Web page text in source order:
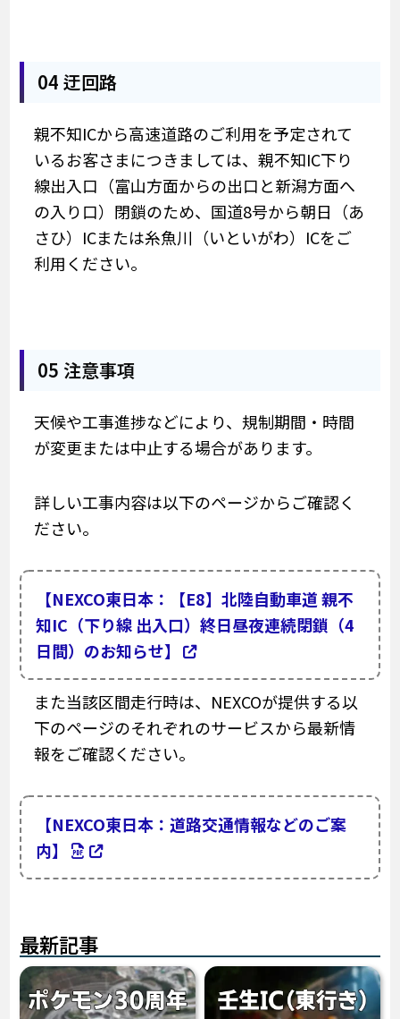
04 迂回路
親不知ICから高速道路のご利用を予定されて
いるお客さまにつきましては、親不知IC下り
線出入口（富山方面からの出口と新潟方面へ
の入り口）閉鎖のため、国道8号から朝日（あ
さひ）ICまたは糸魚川（いといがわ）ICをご
利用ください。
05 注意事項
天候や工事進捗などにより、規制期間・時間
が変更または中止する場合があります。
詳しい工事内容は以下のページからご確認く
ださい。
【NEXCO東日本：【E8】北陸自動車道 親不
知IC（下り線 出入口）終日昼夜連続閉鎖（4
日間）のお知らせ】
また当該区間走行時は、NEXCOが提供する以
下のページのそれぞれのサービスから最新情
報をご確認ください。
【NEXCO東日本：道路交通情報などのご案
内】
最新記事